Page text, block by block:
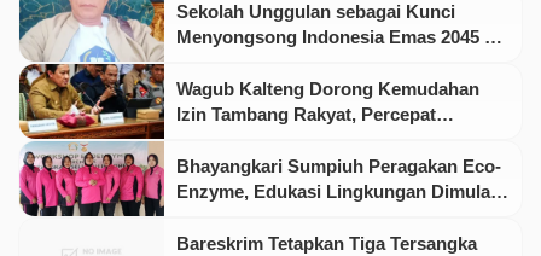
Sekolah Unggulan sebagai Kunci
Menyongsong Indonesia Emas 2045 di
Wagub Kalteng Dorong Kemudahan
Izin Tambang Rakyat, Percepat
Bhayangkari Sumpiuh Peragakan Eco-
Enzyme, Edukasi Lingkungan Dimulai
Bareskrim Tetapkan Tiga Tersangka